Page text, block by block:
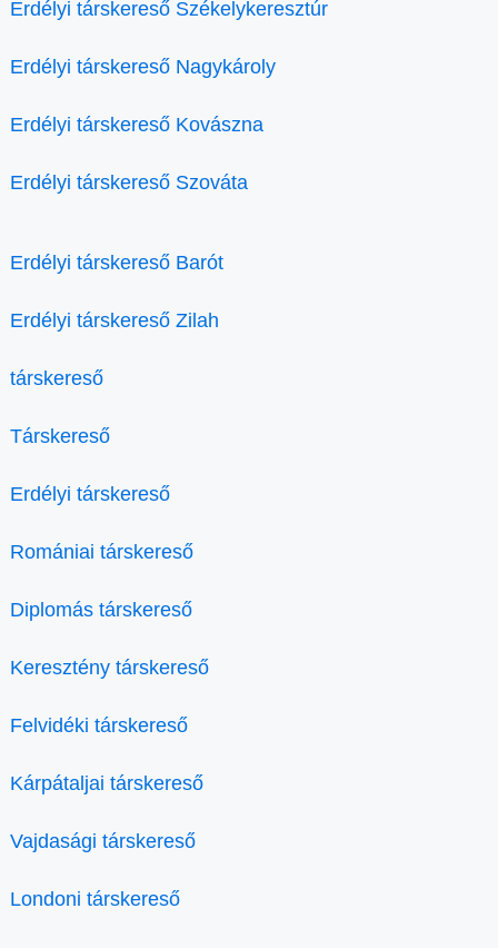
Erdélyi társkereső Székelykeresztúr
Erdélyi társkereső Nagykároly
Erdélyi társkereső Kovászna
Erdélyi társkereső Szováta
Erdélyi társkereső Barót
Erdélyi társkereső Zilah
társkereső
Társkereső
Erdélyi társkereső
Romániai társkereső
Diplomás társkereső
Keresztény társkereső
Felvidéki társkereső
Kárpátaljai társkereső
Vajdasági társkereső
Londoni társkereső